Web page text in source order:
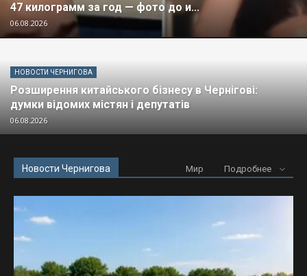
47 килограмм за год — фото до и...
06.08.2026
НОВОСТИ ЧЕРНИГОВА
Розширення китайського бізнесу в Чернігові:
думки відомих містян і депутатів
06.08.2026
Новости Чернигова Мир Подробнее